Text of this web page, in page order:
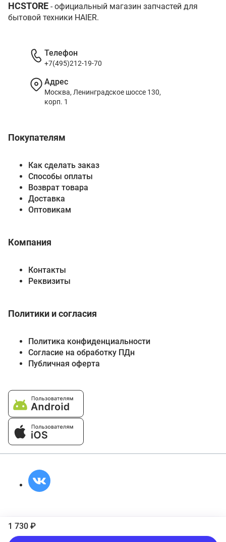
1 730 ₽
HCSTORE - официальный магазин запчастей для
бытовой техники HAIER.
Покупателям
Как сделать заказ
Способы оплаты
Возврат товара
Доставка
Оптовикам
Компания
Контакты
Реквизиты
Политики и согласия
Политика конфиденциальности
Согласие на обработку ПДн
Публичная оферта
Телефон
+7(495)212-19-70
Адрес
Москва, Ленинградское шоссе 130,
корп. 1